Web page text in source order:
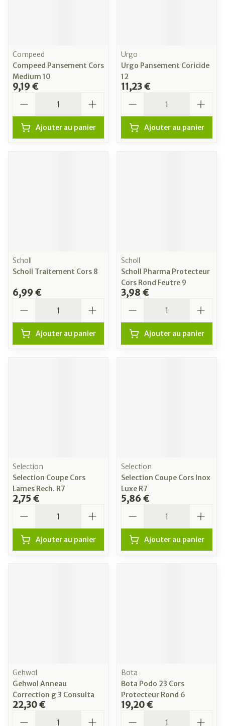
Compeed
Compeed Pansement Cors
Medium 10
9,19 €
Ajouter au panier
Urgo
Urgo Pansement Coricide
12
11,23 €
Ajouter au panier
Scholl
Scholl Traitement Cors 8
6,99 €
Ajouter au panier
Scholl
Scholl Pharma Protecteur
Cors Rond Feutre 9
3,98 €
Ajouter au panier
Selection
Selection Coupe Cors
Lames Rech. R7
2,75 €
Ajouter au panier
Selection
Selection Coupe Cors Inox
Luxe R7
5,86 €
Ajouter au panier
Gehwol
Gehwol Anneau
Correction g 3 Consulta
22,30 €
Bota
Bota Podo 23 Cors
Protecteur Rond 6
19,20 €